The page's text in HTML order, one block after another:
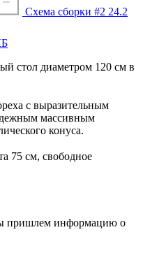
Схема сборки #2 24.2
стол диаметром 120 см в
с выразительным
массивным
конуса.
75 см, свободное
пришлем информацию о